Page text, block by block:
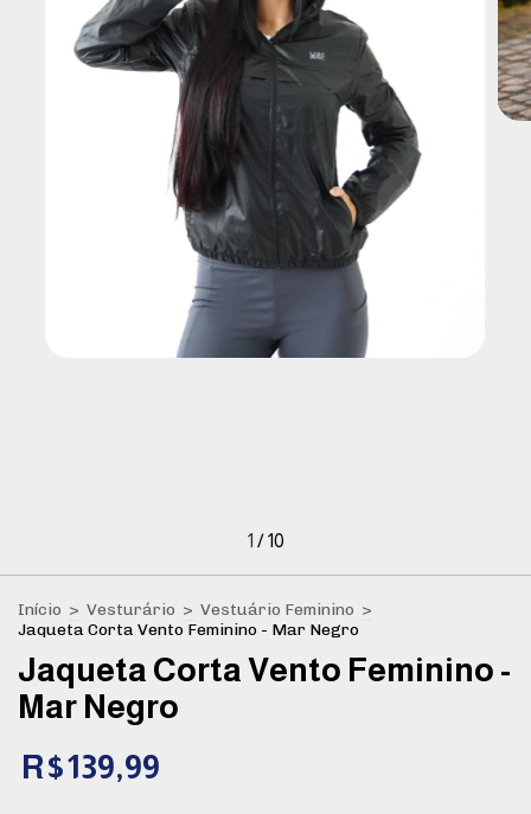
1 /10
Início > Vesturário > Vestuário Feminino >
Jaqueta Corta Vento Feminino - Mar Negro
Jaqueta Corta Vento Feminino -
Mar Negro
R$139,99